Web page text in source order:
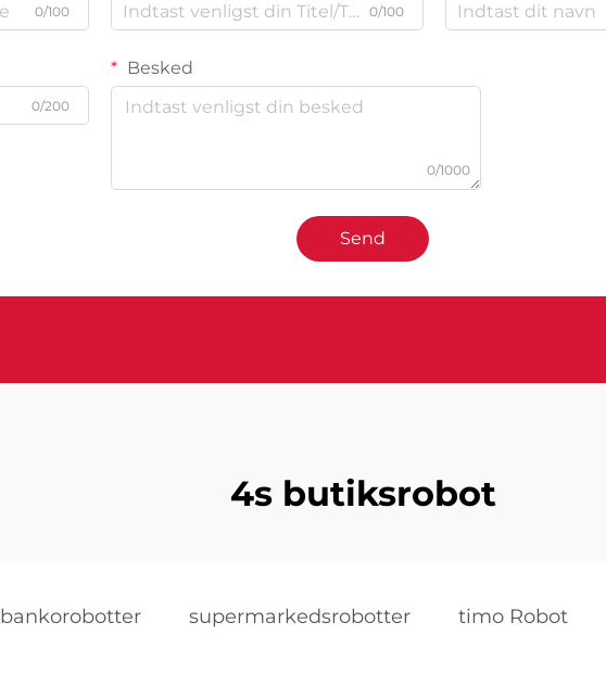
0/100 0/100
0/200
Besked
0/1000
Send
4s butiksrobot
bankorobotter supermarkedsrobotter timo Robot